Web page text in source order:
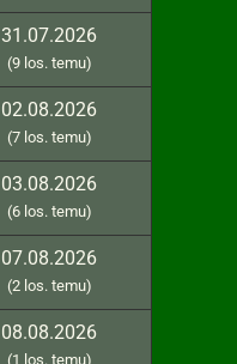
31.07.2026
(9 los. temu)
02.08.2026
(7 los. temu)
03.08.2026
(6 los. temu)
07.08.2026
(2 los. temu)
08.08.2026
(1 los. temu)